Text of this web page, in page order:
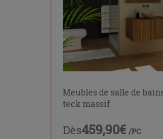
Meubles de salle de
teck massif
Dès459,90€ /PC